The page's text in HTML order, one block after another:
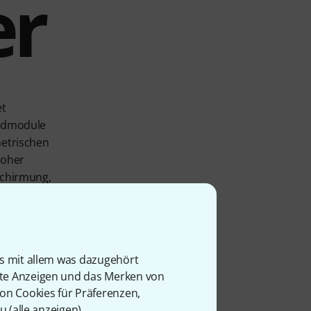
mit allem was dazugehört
Anzeigen und das Merken von
Cookies für Präferenzen,
und